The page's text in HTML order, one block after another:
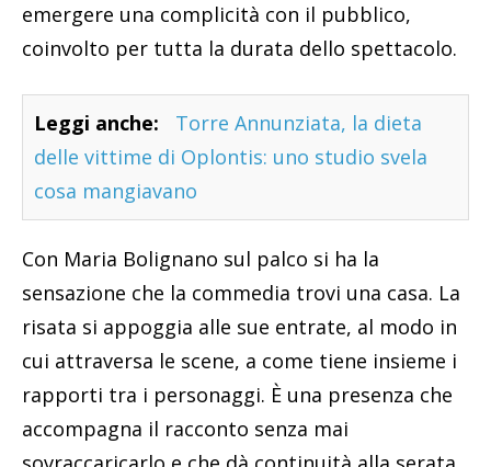
emergere una complicità con il pubblico,
coinvolto per tutta la durata dello spettacolo.
Leggi anche:
Torre Annunziata, la dieta
delle vittime di Oplontis: uno studio svela
cosa mangiavano
Con Maria Bolignano sul palco si ha la
sensazione che la commedia trovi una casa. La
risata si appoggia alle sue entrate, al modo in
cui attraversa le scene, a come tiene insieme i
rapporti tra i personaggi. È una presenza che
accompagna il racconto senza mai